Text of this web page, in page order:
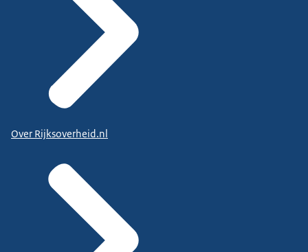
Over Rijksoverheid.nl